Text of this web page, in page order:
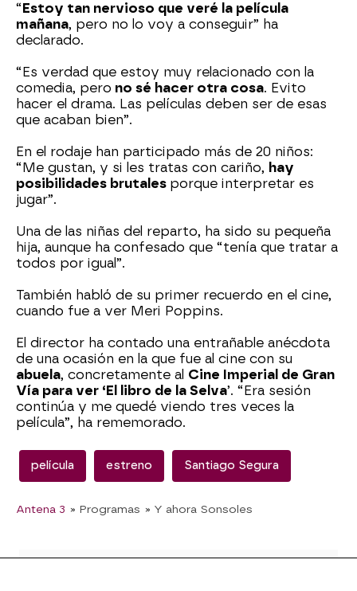
“ Estoy tan nervioso que veré la película
mañana, pero no lo voy a conseguir” ha
declarado.
“Es verdad que estoy muy relacionado con la
comedia, pero no sé hacer otra cosa. Evito
hacer el drama. Las películas deben ser de esas
que acaban bien”.
En el rodaje han participado más de 20 niños:
“Me gustan, y si les tratas con cariño, hay
posibilidades brutales porque interpretar es
jugar”.
Una de las niñas del reparto, ha sido su pequeña
hija, aunque ha confesado que “tenía que tratar a
todos por igual”.
También habló de su primer recuerdo en el cine,
cuando fue a ver Meri Poppins.
El director ha contado una entrañable anécdota
de una ocasión en la que fue al cine con su
abuela, concretamente al Cine Imperial de Gran
Vía para ver ‘El libro de la Selva’. “Era sesión
continúa y me quedé viendo tres veces la
película”, ha rememorado.
película estreno Santiago Segura
Antena 3 » Programas » Y ahora Sonsoles